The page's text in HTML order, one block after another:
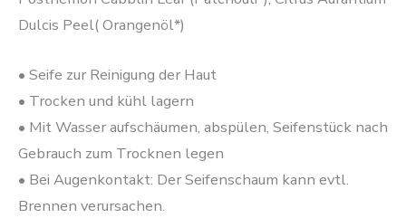
Dulcis Peel( Orangenöl*)
• Seife zur Reinigung der Haut
• Trocken und kühl lagern
• Mit Wasser aufschäumen, abspülen, Seifenstück nach
Gebrauch zum Trocknen legen
• Bei Augenkontakt: Der Seifenschaum kann evtl.
Brennen verursachen.